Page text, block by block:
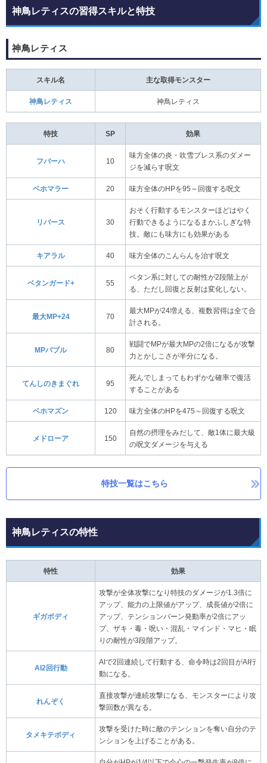
神鳥レティスの習得スキルと特技
神鳥レティス
スキル名 主な取得モンスター
神鳥レティス 神鳥レティス
特技 SP 効果
フバーハ 10
味方全体の炎・吹雪ブレス系のダメー
ジを減らす呪文
ベホマラー 20 味方全体のHPを95～回復する呪文
リバース 30
おそく行動するモンスターほどはやく
行動できるようになるまかふしぎな特
技。敵にも味方にも効果がある
キアラル 40 味方全体のこんらんを治す呪文
ベタンガード+ 55
ベタン系に対しての耐性が2段階上が
る、ただし回復と反射は変化しない。
最大MP+24 70
最大MPが24増える、複数習得は全て合
計される。
MPバブル 80
戦闘でMPが最大MPの2倍になるが攻撃
力とかしこさが半分になる。
てんしのきまぐれ 95
死んでしまってもわずかな確率で復活
することがある
ベホマズン 120 味方全体のHPを475～回復する呪文
メドローア 150
自然の摂理をみだして、敵1体に最大級
の呪文ダメージを与える
特技一覧はこちら
神鳥レティスの特性
特性 効果
ギガボディ
攻撃が全体攻撃になり特技のダメージが1.3倍に
アップ、能力の上限値がアップ、成長値が2倍に
アップ、テンションバーン発動率が2倍にアッ
プ、ザキ・毒・呪い・混乱・マインド・マヒ・眠
りの耐性が3段階アップ。
AI2回行動
AIで2回連続して行動する、命令時は2回目がAI行
動になる。
れんぞく
直接攻撃が連続攻撃になる、モンスターにより攻
撃回数が異なる。
タメキテボディ
攻撃を受けた時に敵のテンションを奪い自分のテ
ンションを上げることがある。